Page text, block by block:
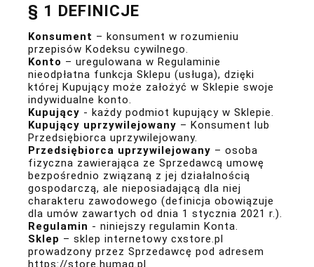
§ 1 DEFINICJE
Konsument – konsument w rozumieniu
przepisów Kodeksu cywilnego.
Konto – uregulowana w Regulaminie
nieodpłatna funkcja Sklepu (usługa), dzięki
której Kupujący może założyć w Sklepie swoje
indywidualne konto.
Kupujący - każdy podmiot kupujący w Sklepie.
Kupujący uprzywilejowany – Konsument lub
Przedsiębiorca uprzywilejowany.
Przedsiębiorca uprzywilejowany – osoba
fizyczna zawierająca ze Sprzedawcą umowę
bezpośrednio związaną z jej działalnością
gospodarczą, ale nieposiadającą dla niej
charakteru zawodowego (definicja obowiązuje
dla umów zawartych od dnia 1 stycznia 2021 r.).
Regulamin - niniejszy regulamin Konta.
Sklep – sklep internetowy cxstore.pl
prowadzony przez Sprzedawcę pod adresem
https://store.humag.pl